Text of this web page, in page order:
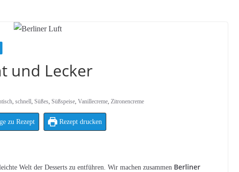
und Lecker
, schnell, Süßes, Süßspeise, Vanillecreme, Zitronencreme
zu Rezept Rezept drucken
Welt der Desserts zu entführen. Wir machen zusammen Berliner